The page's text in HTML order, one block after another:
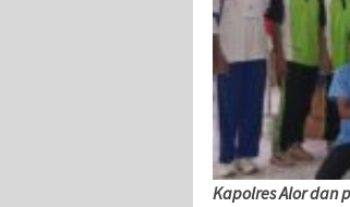
Kapolres Alor dan